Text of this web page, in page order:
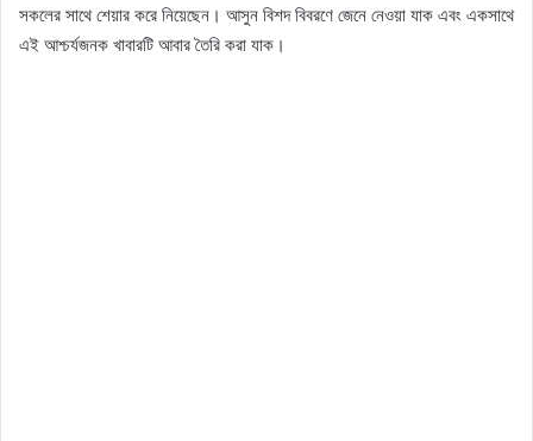
সকলের সাথে শেয়ার করে নিয়েছেন। আসুন বিশদ বিবরণে জেনে নেওয়া যাক এবং একসাথে
এই আশ্চর্যজনক খাবারটি আবার তৈরি করা যাক।